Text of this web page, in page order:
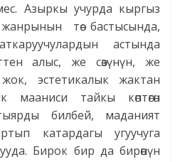
Азыркы учурда кыргыз
төө бастысында,
астында
алыс, же сөзүнүн, же
эстетикалык жактан
мааниси тайкы көптөгөн
билбей, маданият
катардагы угуучуга
Бирок бир да бирөөнүн